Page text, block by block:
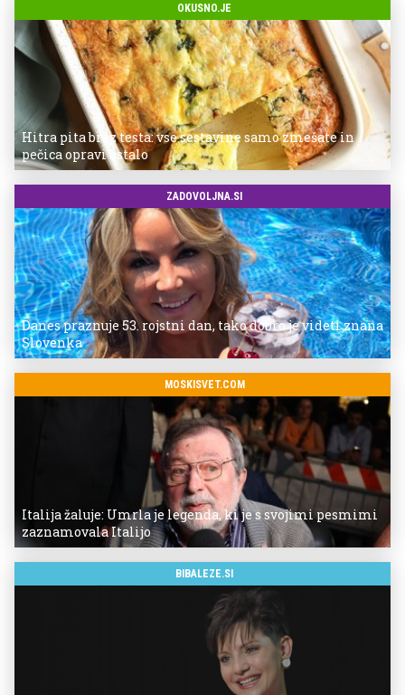
OKUSNO.JE
Hitra pita brez testa: vse sestavine samo zmešate in
pečica opravi ostalo
ZADOVOLJNA.SI
Danes praznuje 53. rojstni dan, tako dobro je videti znana
Slovenka
MOSKISVET.COM
Italija žaluje: Umrla je legenda, ki je s svojimi pesmimi
zaznamovala Italijo
BIBALEZE.SI